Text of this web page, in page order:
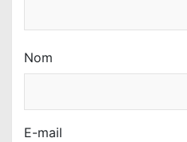
Nom
E-mail